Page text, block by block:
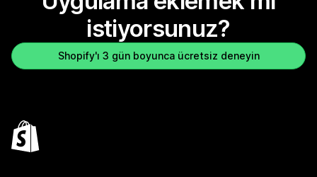
istiyorsunuz?
Shopify'ı 3 gün boyunca ücretsiz deneyin